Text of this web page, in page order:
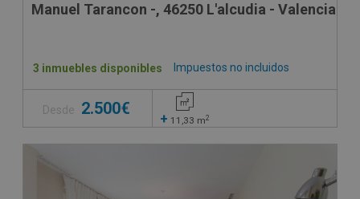
Manuel Tarancon -, 46250 L'alcudia - Valencia
Impuestos no incluidos
3 inmuebles disponibles
Desde 2.500€
+ 11,33 m2